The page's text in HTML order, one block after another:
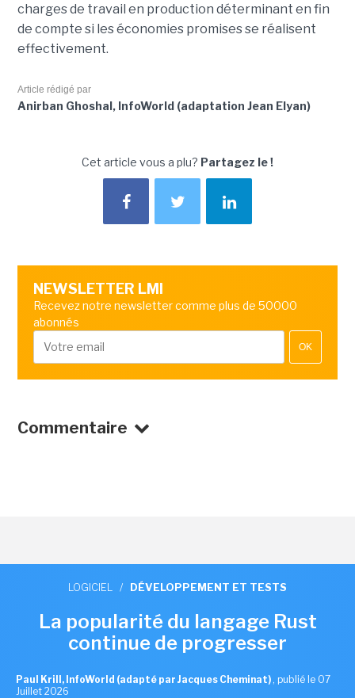
charges de travail en production déterminant en fin
de compte si les économies promises se réalisent
effectivement.
Article rédigé par
Anirban Ghoshal, InfoWorld (adaptation Jean Elyan)
Cet article vous a plu? Partagez le !
NEWSLETTER LMI
Recevez notre newsletter comme plus de 50000
abonnés
OK
Commentaire
LOGICIEL / DÉVELOPPEMENT ET TESTS
La popularité du langage Rust
continue de progresser
Paul Krill, InfoWorld (adapté par Jacques Cheminat) , publié le 07
Juillet 2026